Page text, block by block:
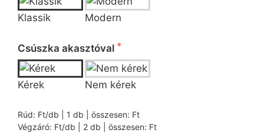
Klassik
Modern
Csúszka akasztóval
Kérek
Nem kérek
Rúd: Ft/db | 1 db | összesen: Ft
Végzáró: Ft/db | 2 db | összesen: Ft